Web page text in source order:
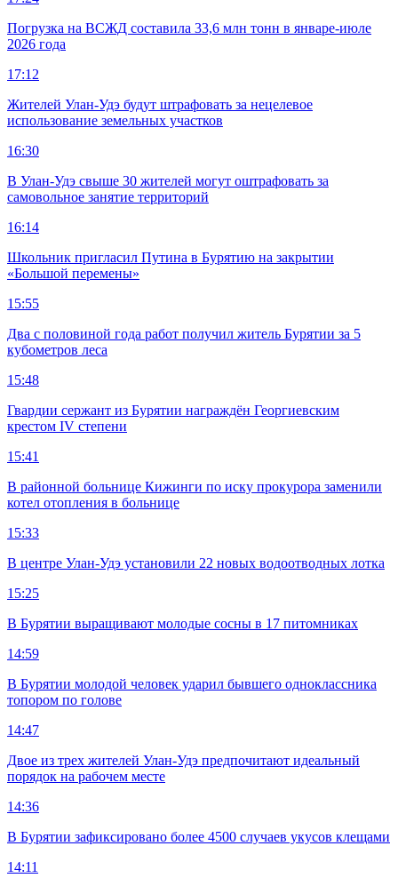
Погрузка на ВСЖД составила 33,6 млн тонн в январе-июле
2026 года
17:12
Жителей Улан-Удэ будут штрафовать за нецелевое
использование земельных участков
16:30
В Улан-Удэ свыше 30 жителей могут оштрафовать за
самовольное занятие территорий
16:14
Школьник пригласил Путина в Бурятию на закрытии
«Большой перемены»
15:55
Два с половиной года работ получил житель Бурятии за 5
кубометров леса
15:48
Гвардии сержант из Бурятии награждён Георгиевским
крестом IV степени
15:41
В районной больнице Кижинги по иску прокурора заменили
котел отопления в больнице
15:33
В центре Улан-Удэ установили 22 новых водоотводных лотка
15:25
В Бурятии выращивают молодые сосны в 17 питомниках
14:59
В Бурятии молодой человек ударил бывшего одноклассника
топором по голове
14:47
Двое из трех жителей Улан-Удэ предпочитают идеальный
порядок на рабочем месте
14:36
В Бурятии зафиксировано более 4500 случаев укусов клещами
14:11